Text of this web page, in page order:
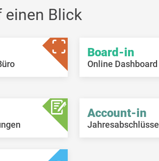
einen Blick
Board-in
Online Dashboard
Account-in
Jahresabschlüsse